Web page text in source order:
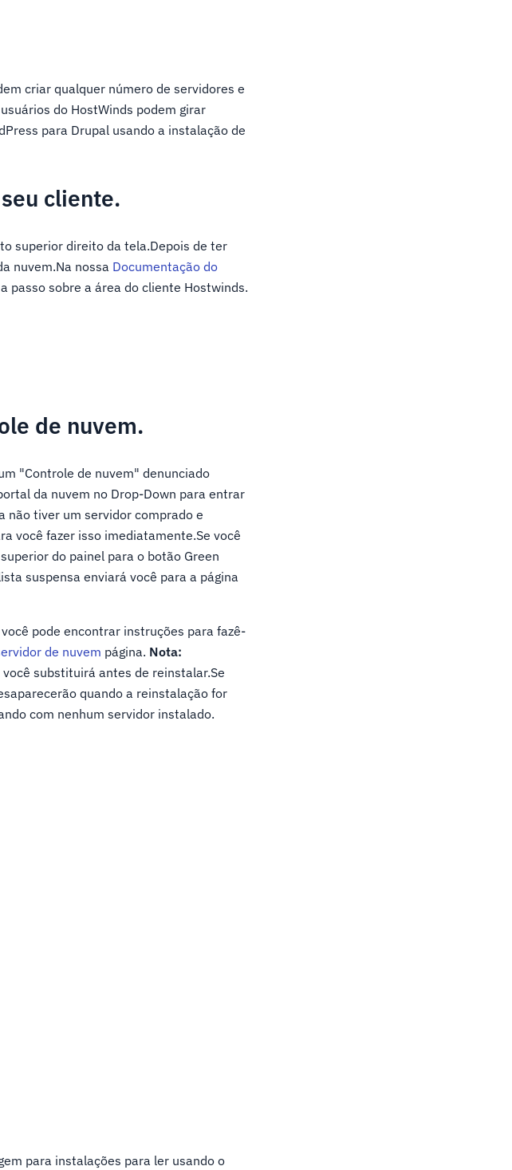
criar qualquer número de servidores e
do HostWinds podem girar
para Drupal usando a instalação de
cliente.
superior direito da tela.Depois de ter
nuvem.Na nossa Documentação do
passo sobre a área do cliente Hostwinds.
de nuvem.
"Controle de nuvem" denunciado
da nuvem no Drop-Down para entrar
não tiver um servidor comprado e
você fazer isso imediatamente.Se você
do painel para o botão Green
suspensa enviará você para a página
pode encontrar instruções para fazê-
de nuvem página. Nota:
substituirá antes de reinstalar.Se
quando a reinstalação for
com nenhum servidor instalado.
para instalações para ler usando o